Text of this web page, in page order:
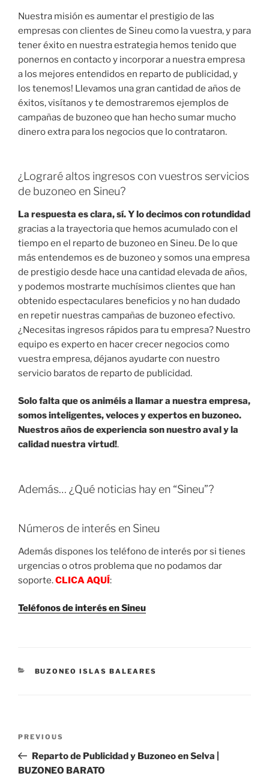
Nuestra misión es aumentar el prestigio de las
empresas con clientes de Sineu como la vuestra, y para
tener éxito en nuestra estrategia hemos tenido que
ponernos en contacto y incorporar a nuestra empresa
a los mejores entendidos en reparto de publicidad, y
los tenemos! Llevamos una gran cantidad de años de
éxitos, visítanos y te demostraremos ejemplos de
campañas de buzoneo que han hecho sumar mucho
dinero extra para los negocios que lo contrataron.
¿Lograré altos ingresos con vuestros servicios
de buzoneo en Sineu?
La respuesta es clara, sí. Y lo decimos con rotundidad
gracias a la trayectoria que hemos acumulado con el
tiempo en el reparto de buzoneo en Sineu. De lo que
más entendemos es de buzoneo y somos una empresa
de prestigio desde hace una cantidad elevada de años,
y podemos mostrarte muchísimos clientes que han
obtenido espectaculares beneficios y no han dudado
en repetir nuestras campañas de buzoneo efectivo.
¿Necesitas ingresos rápidos para tu empresa? Nuestro
equipo es experto en hacer crecer negocios como
vuestra empresa, déjanos ayudarte con nuestro
servicio baratos de reparto de publicidad.
Solo falta que os animéis a llamar a nuestra empresa,
somos inteligentes, veloces y expertos en buzoneo.
Nuestros años de experiencia son nuestro aval y la
calidad nuestra virtud!.
Además… ¿Qué noticias hay en “Sineu”?
Números de interés en Sineu
Además dispones los teléfono de interés por si tienes
urgencias o otros problema que no podamos dar
soporte.CLICA AQUÍ:
Teléfonos de interés en Sineu
CATEGORIES
BUZONEO ISLAS BALEARES
Previous
Post
PREVIOUS
Reparto de Publicidad y Buzoneo en Selva |
BUZONEO BARATO